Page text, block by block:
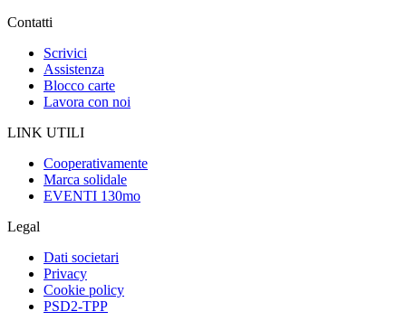
Contatti
Scrivici
Assistenza
Blocco carte
Lavora con noi
LINK UTILI
Cooperativamente
Marca solidale
EVENTI 130mo
Legal
Dati societari
Privacy
Cookie policy
PSD2-TPP